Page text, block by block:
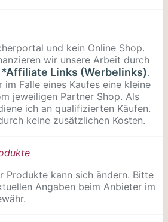
und kein Online Shop.
wir unsere Arbeit durch
*Affiliate Links (Werbelinks).
Falle eines Kaufes eine kleine
jeweiligen Partner Shop. Als
ich an qualifizierten Käufen.
keine zusätzlichen Kosten.
Produkte kann sich ändern. Bitte
Angaben beim Anbieter im